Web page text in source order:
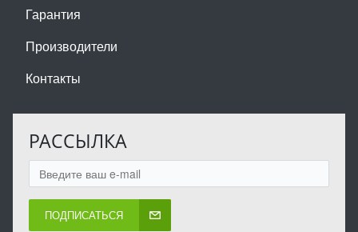
Гарантия
Производители
Контакты
РАССЫЛКА
ПОДПИСАТЬСЯ